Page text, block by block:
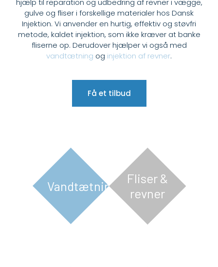
hjælp til reparation og udbedring af revner i vægge,
gulve og fliser i forskellige materialer hos Dansk
Injektion. Vi anvender en hurtig, effektiv og støvfri
metode, kaldet injektion, som ikke kræver at banke
fliserne op. Derudover hjælper vi også med
vandtætning og injektion af revner.
Få et tilbud
Vandtætning
Fliser &
revner